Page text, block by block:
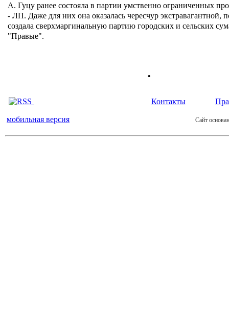
А. Гуцу ранее состояла в партии умственно ограниченных
- ЛП. Даже для них она оказалась чересчур экстравагантной,
создала сверхмаргинальную партию городских и сельских
"Правые".
.
Контакты
мобильная версия Сайт